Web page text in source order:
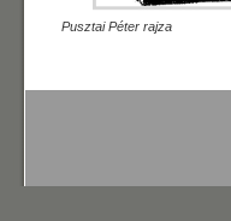
Pusztai Péter rajza